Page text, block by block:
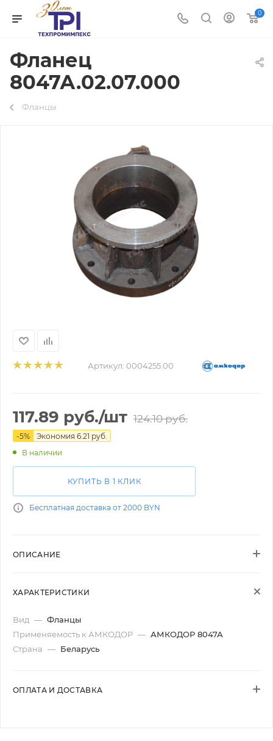
0
Фланец
8047А.02.07.000
Фланцы
Артикул: 0004255.00
117.89 руб./шт 124.10руб.
-5% Экономия 6.21 руб.
В наличии
КУПИТЬ В 1 КЛИК
Бесплатная доставка от 2000 BYN
ОПИСАНИЕ
ХАРАКТЕРИСТИКИ
Вид — Фланцы
Применяемость к АМКОДОР — АМКОДОР 8047А
Страна — Беларусь
ОПЛАТА И ДОСТАВКА